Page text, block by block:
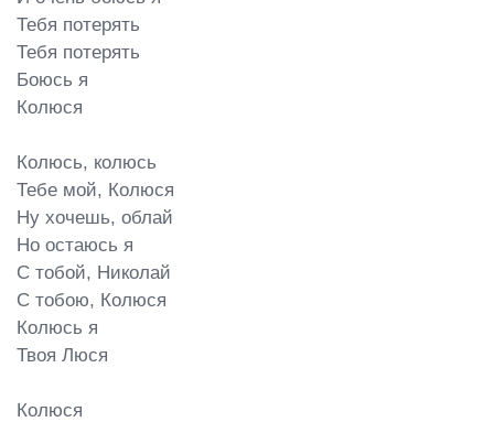
Тебя потерять
Тебя потерять
Боюсь я
Колюся
Колюсь, колюсь
Тебе мой, Колюся
Ну хочешь, облай
Но остаюсь я
С тобой, Николай
С тобою, Колюся
Колюсь я
Твоя Люся
Колюся